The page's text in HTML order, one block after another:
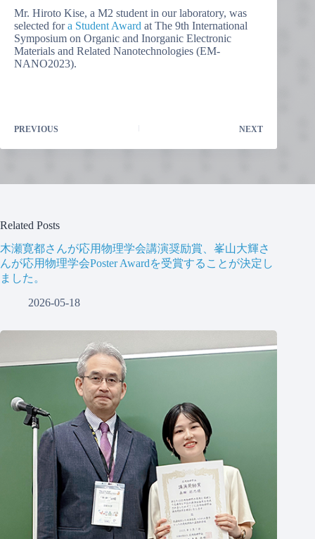
Mr. Hiroto Kise, a M2 student in our laboratory, was
selected fora Student Award at The 9th International
Symposium on Organic and Inorganic Electronic
Materials and Related Nanotechnologies (EM-
NANO2023).
PREVIOUS NEXT
Related Posts
木瀬寛都さんが応用物理学会講演奨励賞、峯山大輝さ
んが応用物理学会Poster Awardを受賞することが決定し
ました。
2026-05-18